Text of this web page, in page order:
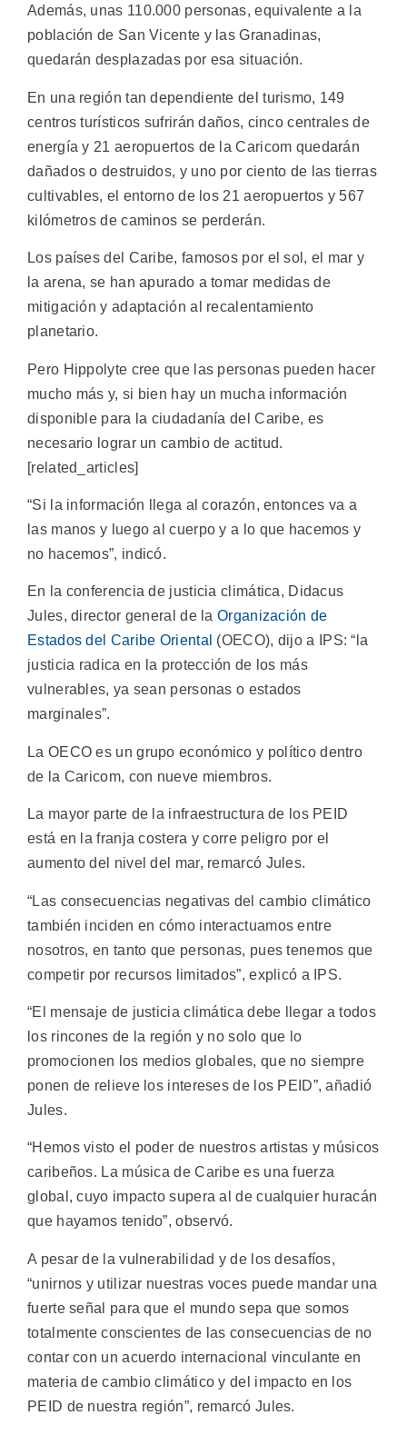
Además, unas 110.000 personas, equivalente a la
población de San Vicente y las Granadinas,
quedarán desplazadas por esa situación.
En una región tan dependiente del turismo, 149
centros turísticos sufrirán daños, cinco centrales de
energía y 21 aeropuertos de la Caricom quedarán
dañados o destruidos, y uno por ciento de las tierras
cultivables, el entorno de los 21 aeropuertos y 567
kilómetros de caminos se perderán.
Los países del Caribe, famosos por el sol, el mar y
la arena, se han apurado a tomar medidas de
mitigación y adaptación al recalentamiento
planetario.
Pero Hippolyte cree que las personas pueden hacer
mucho más y, si bien hay un mucha información
disponible para la ciudadanía del Caribe, es
necesario lograr un cambio de actitud.
[related_articles]
“Si la información llega al corazón, entonces va a
las manos y luego al cuerpo y a lo que hacemos y
no hacemos”, indicó.
En la conferencia de justicia climática, Didacus
Jules, director general de laOrganización de
Estados del Caribe Oriental (OECO), dijo a IPS: “la
justicia radica en la protección de los más
vulnerables, ya sean personas o estados
marginales”.
La OECO es un grupo económico y político dentro
de la Caricom, con nueve miembros.
La mayor parte de la infraestructura de los PEID
está en la franja costera y corre peligro por el
aumento del nivel del mar, remarcó Jules.
“Las consecuencias negativas del cambio climático
también inciden en cómo interactuamos entre
nosotros, en tanto que personas, pues tenemos que
competir por recursos limitados”, explicó a IPS.
“El mensaje de justicia climática debe llegar a todos
los rincones de la región y no solo que lo
promocionen los medios globales, que no siempre
ponen de relieve los intereses de los PEID”, añadió
Jules.
“Hemos visto el poder de nuestros artistas y músicos
caribeños. La música de Caribe es una fuerza
global, cuyo impacto supera al de cualquier huracán
que hayamos tenido”, observó.
A pesar de la vulnerabilidad y de los desafíos,
“unirnos y utilizar nuestras voces puede mandar una
fuerte señal para que el mundo sepa que somos
totalmente conscientes de las consecuencias de no
contar con un acuerdo internacional vinculante en
materia de cambio climático y del impacto en los
PEID de nuestra región”, remarcó Jules.